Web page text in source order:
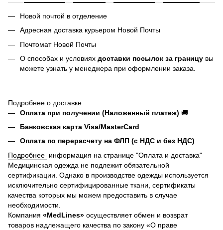
Новой почтой в отделение
Адресная доставка курьером Новой Почты
Почтомат Новой Почты
О способах и условиях доставки посылок за границу вы
можете узнать у менеджера при оформлении заказа.
Подробнее о доставке
Оплата при получении (Наложенный платеж) 🚚
Банковская карта Visa/MasterCard
Оплата по перерасчету на ФЛП (с НДС и без НДС)
Подробнее информация на странице "Оплата и доставка"
Медицинская одежда не подлежит обязательной
сертификации. Однако в производстве одежды используется
исключительно сертифицированные ткани, сертификаты
качества которых мы можем предоставить в случае
необходимости.
Компания «MedLines» осуществляет обмен и возврат
товаров надлежащего качества по закону «О праве